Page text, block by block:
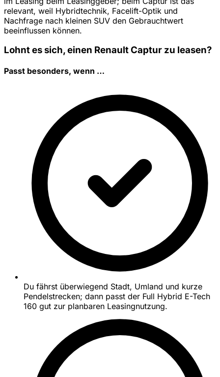
relevant, weil Hybridtechnik, Facelift-Optik und
Nachfrage nach kleinen SUV den Gebrauchtwert
beeinflussen können.
Lohnt es sich, einen Renault Captur zu leasen?
Passt besonders, wenn …
Du fährst überwiegend Stadt, Umland und kurze
Pendelstrecken; dann passt der Full Hybrid E-Tech
160 gut zur planbaren Leasingnutzung.